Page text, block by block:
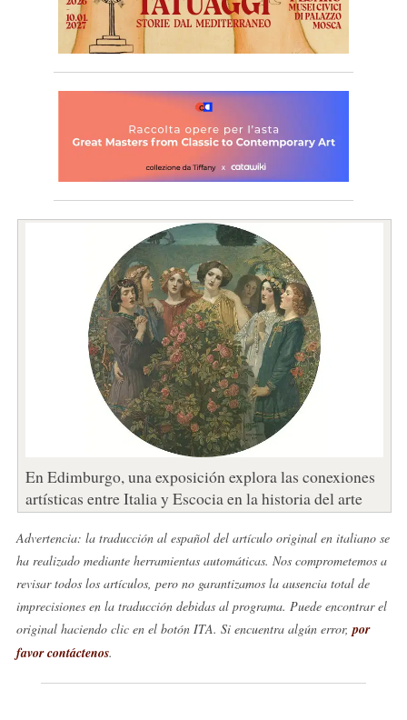
En Edimburgo, una exposición explora las conexiones
artísticas entre Italia y Escocia en la historia del arte
Advertencia: la traducción al español del artículo original en italiano se
ha realizado mediante herramientas automáticas. Nos comprometemos a
revisar todos los artículos, pero no garantizamos la ausencia total de
imprecisiones en la traducción debidas al programa. Puede encontrar el
original haciendo clic en el botón ITA. Si encuentra algún error, por
favor contáctenos.